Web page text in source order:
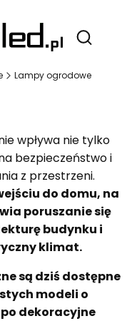
Otwórz
Lampy ogrodowe
wpływa nie tylko
bezpieczeństwo i
z przestrzeni.
do domu, na
poruszanie się
budynku i
klimat.
są dziś dostępne
modeli o
dekoracyjne